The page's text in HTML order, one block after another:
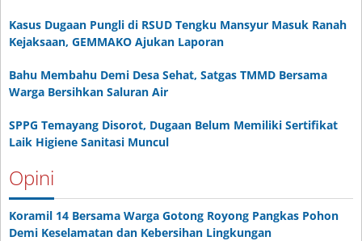
Kasus Dugaan Pungli di RSUD Tengku Mansyur Masuk Ranah
Kejaksaan, GEMMAKO Ajukan Laporan
Bahu Membahu Demi Desa Sehat, Satgas TMMD Bersama
Warga Bersihkan Saluran Air
SPPG Temayang Disorot, Dugaan Belum Memiliki Sertifikat
Laik Higiene Sanitasi Muncul
Opini
Koramil 14 Bersama Warga Gotong Royong Pangkas Pohon
Demi Keselamatan dan Kebersihan Lingkungan